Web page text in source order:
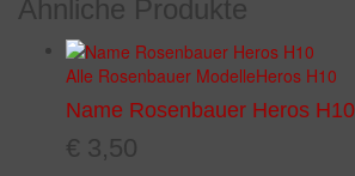
Ähnliche Produkte
Alle Rosenbauer ModelleHeros H10
Name Rosenbauer Heros H10
€ 3,50